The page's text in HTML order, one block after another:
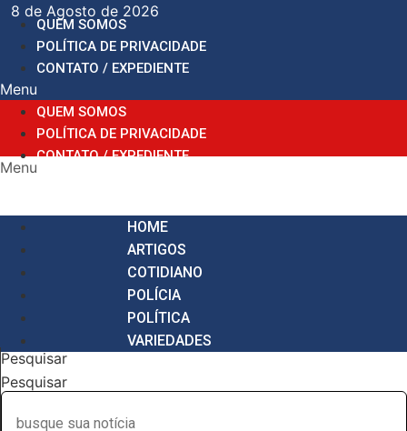
para
conteúdo
8 de Agosto de 2026
QUEM SOMOS
POLÍTICA DE PRIVACIDADE
CONTATO / EXPEDIENTE
Menu
QUEM SOMOS
POLÍTICA DE PRIVACIDADE
CONTATO / EXPEDIENTE
Menu
HOME
ARTIGOS
COTIDIANO
POLÍCIA
POLÍTICA
VARIEDADES
Pesquisar
Pesquisar